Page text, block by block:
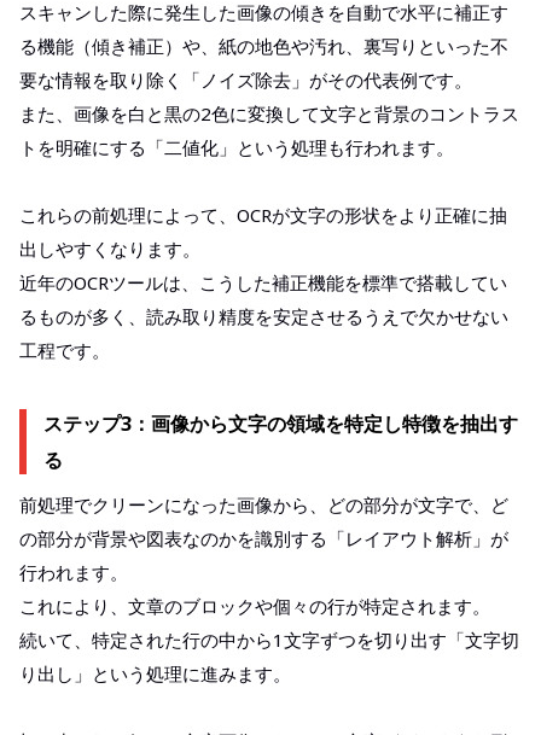
スキャンした際に発生した画像の傾きを自動で水平に補正す
る機能（傾き補正）や、紙の地色や汚れ、裏写りといった不
要な情報を取り除く「ノイズ除去」がその代表例です。
また、画像を白と黒の2色に変換して文字と背景のコントラス
トを明確にする「二値化」という処理も行われます。
これらの前処理によって、OCRが文字の形状をより正確に抽
出しやすくなります。
近年のOCRツールは、こうした補正機能を標準で搭載してい
るものが多く、読み取り精度を安定させるうえで欠かせない
工程です。
ステップ3：画像から文字の領域を特定し特徴を抽出す
る
前処理でクリーンになった画像から、どの部分が文字で、ど
の部分が背景や図表なのかを識別する「レイアウト解析」が
行われます。
これにより、文章のブロックや個々の行が特定されます。
続いて、特定された行の中から1文字ずつを切り出す「文字切
り出し」という処理に進みます。